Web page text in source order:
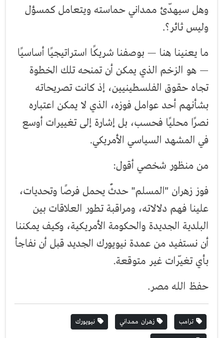
وهل سيهدّئ ممداني حماسته ويتعامل كمسؤل
وليس ثائر؟.
ما يعنينا هنا — بوصفنا شريكًا استراتيجيًا أساسيًا
— هو الزخم الذي يمكن أن تمنحه تلك الخطوة
تجاه حقوق الفلسطينيين، إذ كانت تصريحاته
بشأنهم أحد عوامل فوزه، الذي لا يمكن اعتباره
نصرًا محليًا فحسب، بل إشارة إلى تغييرات أوسع
في المشهد السياسي الأمريكي.
من منظور شخصي أقول:
فوز زهران "المسلم" حدثٌ يحمل فرصًا وتحديات،
علينا فهم دلالاته، ومراقبة تطور العلاقات بين
البلدية الجديدة والحكومة الأمريكية، وكيف يمكننا
أن نستفيد من عمدة نيويورك الجديد قبل أن نفاجأ
بأي تغيّرات غير متوقعة.
حفظ الله مصر.
ترامب زهران ممداني
نيويورك